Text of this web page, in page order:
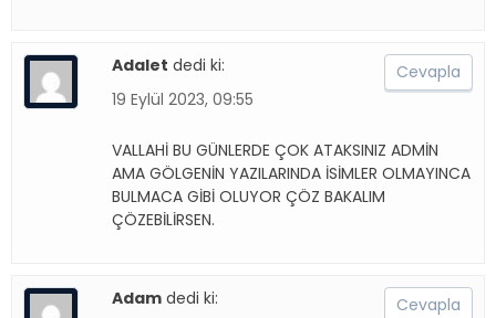
Adalet dedi ki:
19 Eylül 2023, 09:55
VALLAHİ BU GÜNLERDE ÇOK ATAKSINIZ ADMİN
AMA GÖLGENİN YAZILARINDA İSİMLER OLMAYINCA
BULMACA GİBİ OLUYOR ÇÖZ BAKALIM
ÇÖZEBİLİRSEN.
Cevapla
Adam dedi ki:
Cevapla